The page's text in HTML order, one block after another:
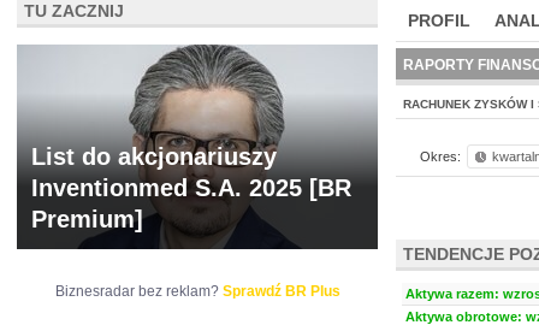
PROFIL
BR LAB
RAPORTY
RACHUNEK ZYSKÓW I
Okres:
TENDENCJE
Aktywa razem:
Aktywa obrotowe:
TU ZACZNIJ
List do akcjonariuszy
Inventionmed S.A. 2025 [BR
Premium]
Biznesradar bez reklam? Sprawdź BR Plus